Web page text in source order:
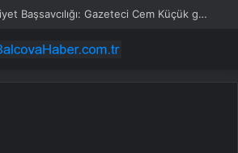
İstanbul Cumhuriyet Başsavcılığı: Gazeteci Cem Küçük gözaltına alındı